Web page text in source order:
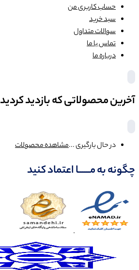
حساب کاربری من
سبد خرید
سوالات متداول
تماس با ما
درباره ما
آخرین محصولاتی که بازدید کردید
در حال بارگیری ...مشاهده محصولات
چگونه به مــــــا اعتماد کنید